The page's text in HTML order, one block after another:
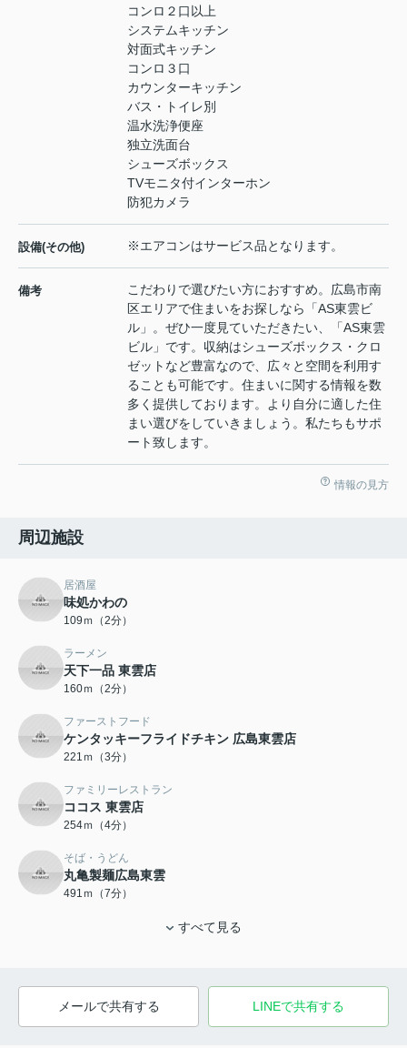
コンロ２口以上
システムキッチン
対面式キッチン
コンロ３口
カウンターキッチン
バス・トイレ別
温水洗浄便座
独立洗面台
シューズボックス
TVモニタ付インターホン
防犯カメラ
設備(その他) ※エアコンはサービス品となります。
備考
こだわりで選びたい方におすすめ。広島市南
区エリアで住まいをお探しなら「AS東雲ビ
ル」。ぜひ一度見ていただきたい、「AS東雲
ビル」です。収納はシューズボックス・クロ
ゼットなど豊富なので、広々と空間を利用す
ることも可能です。住まいに関する情報を数
多く提供しております。より自分に適した住
まい選びをしていきましょう。私たちもサポ
ート致します。
情報の見方
周辺施設
居酒屋
味処かわの
109ｍ（2分）
ラーメン
天下一品 東雲店
160ｍ（2分）
ファーストフード
ケンタッキーフライドチキン 広島東雲店
221ｍ（3分）
ファミリーレストラン
ココス 東雲店
254ｍ（4分）
そば・うどん
丸亀製麺広島東雲
491ｍ（7分）
すべて見る
メールで共有する LINEで共有する